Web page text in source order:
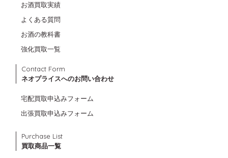
お酒買取実績
よくある質問
お酒の教科書
強化買取一覧
Contact Form
ネオプライスへのお問い合わせ
宅配買取申込みフォーム
出張買取申込みフォーム
Purchase List
買取商品一覧